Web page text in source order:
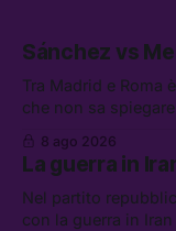
Sánchez vs
Tra Madrid e Roma
che non sa
di difesa tra Arabia
carburante
8 ago 2026
La guerra in
Nel partito
con la guerra in